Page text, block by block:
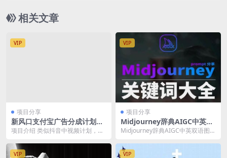
相关文章
VIP
项目分享
新风口支付宝广告分成计划，
简单0成本，单号日入500+
项目介绍 类似抖音中视频计划，抖
支付宝的视频分成计...
VIP
项目分享
Midjourney辞典AIGC中英双
语图文辞典+提示关键词Prom
pt大全
Midjourney辞典AIGC中英双语图文
VIP VIP